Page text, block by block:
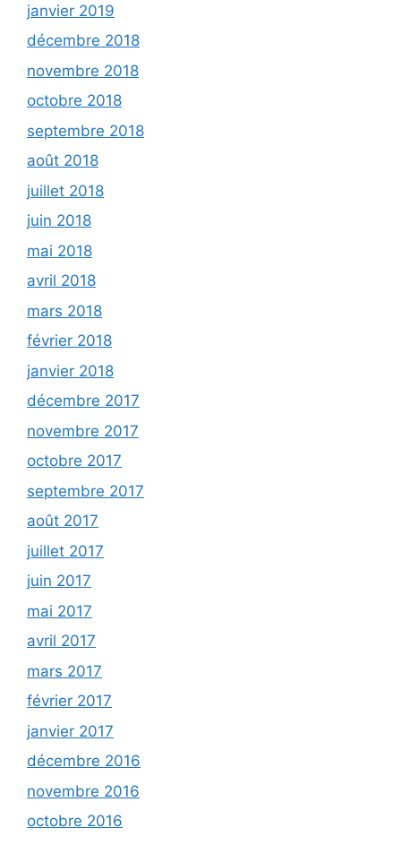
janvier 2019
décembre 2018
novembre 2018
octobre 2018
septembre 2018
août 2018
juillet 2018
juin 2018
mai 2018
avril 2018
mars 2018
février 2018
janvier 2018
décembre 2017
novembre 2017
octobre 2017
septembre 2017
août 2017
juillet 2017
juin 2017
mai 2017
avril 2017
mars 2017
février 2017
janvier 2017
décembre 2016
novembre 2016
octobre 2016